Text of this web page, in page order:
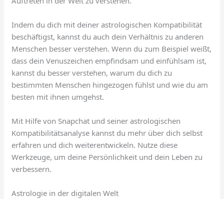
Indem du dich mit deiner astrologischen Kompatibilität
beschäftigst, kannst du auch dein Verhältnis zu anderen
Menschen besser verstehen. Wenn du zum Beispiel weißt,
dass dein Venuszeichen empfindsam und einfühlsam ist,
kannst du besser verstehen, warum du dich zu
bestimmten Menschen hingezogen fühlst und wie du am
besten mit ihnen umgehst.
Mit Hilfe von Snapchat und seiner astrologischen
Kompatibilitätsanalyse kannst du mehr über dich selbst
erfahren und dich weiterentwickeln. Nutze diese
Werkzeuge, um deine Persönlichkeit und dein Leben zu
verbessern.
Astrologie in der digitalen Welt